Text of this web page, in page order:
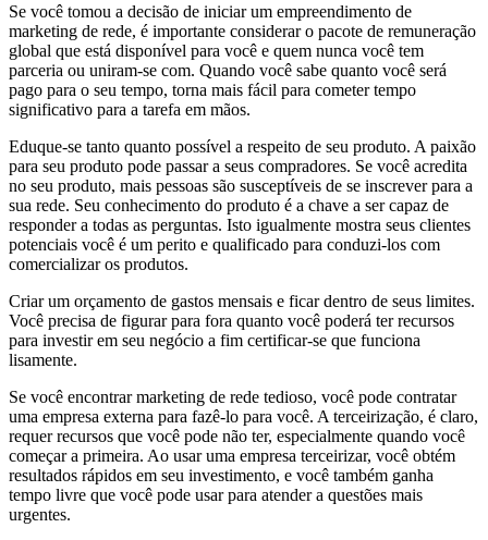
Se você tomou a decisão de iniciar um empreendimento de
marketing de rede, é importante considerar o pacote de remuneração
global que está disponível para você e quem nunca você tem
parceria ou uniram-se com. Quando você sabe quanto você será
pago para o seu tempo, torna mais fácil para cometer tempo
significativo para a tarefa em mãos.
Eduque-se tanto quanto possível a respeito de seu produto. A paixão
para seu produto pode passar a seus compradores. Se você acredita
no seu produto, mais pessoas são susceptíveis de se inscrever para a
sua rede. Seu conhecimento do produto é a chave a ser capaz de
responder a todas as perguntas. Isto igualmente mostra seus clientes
potenciais você é um perito e qualificado para conduzi-los com
comercializar os produtos.
Criar um orçamento de gastos mensais e ficar dentro de seus limites.
Você precisa de figurar para fora quanto você poderá ter recursos
para investir em seu negócio a fim certificar-se que funciona
lisamente.
Se você encontrar marketing de rede tedioso, você pode contratar
uma empresa externa para fazê-lo para você. A terceirização, é claro,
requer recursos que você pode não ter, especialmente quando você
começar a primeira. Ao usar uma empresa terceirizar, você obtém
resultados rápidos em seu investimento, e você também ganha
tempo livre que você pode usar para atender a questões mais
urgentes.